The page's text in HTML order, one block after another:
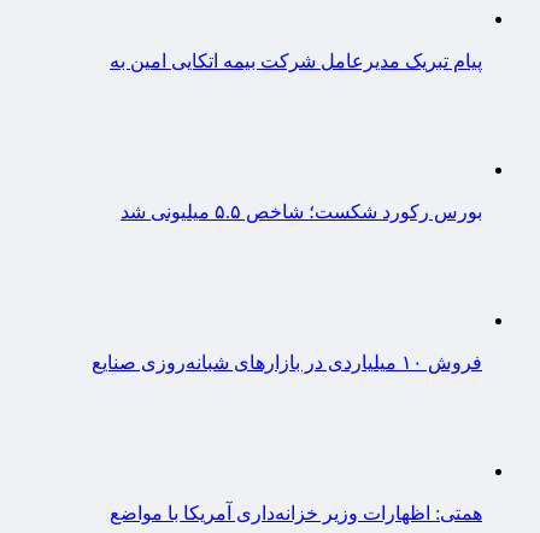
پیام تبریک مدیرعامل شرکت بیمه اتکایی امین به
بورس رکورد شکست؛ شاخص ۵.۵ میلیونی شد
فروش ۱۰ میلیاردی در بازارهای شبانه‌روزی صنایع
همتی: اظهارات وزیر خزانه‌داری آمریکا با مواضع